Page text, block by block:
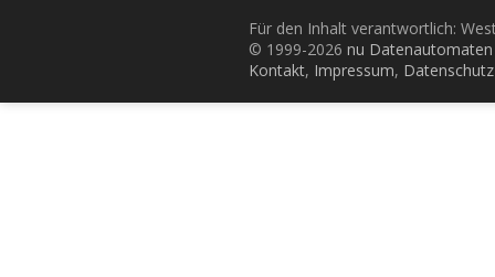
Für den Inhalt verantwortlich:
© 1999-2026 nu
Kontakt, Impressum, Datenschutz